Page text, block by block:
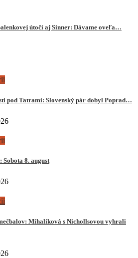
útočí aj Sinner: Dávame oveľa…
pod Tatrami: Slovenský pár dobyl Poprad…
8. august
Mihalíková s Nichollsovou vyhrali